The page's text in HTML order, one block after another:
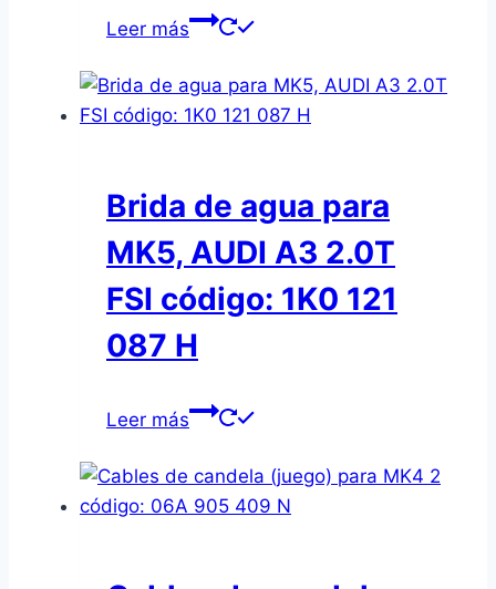
Leer más
Brida de agua para
MK5, AUDI A3 2.0T
FSI código: 1K0 121
087 H
Leer más